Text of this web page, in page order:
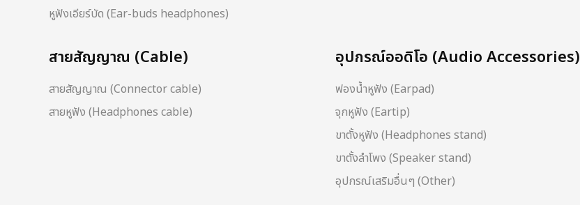
หูฟังเอียร์บัด (Ear-buds headphones)
สายสัญญาณ (Cable)
สายสัญญาณ (Connector cable)
สายหูฟัง (Headphones cable)
อุปกรณ์ออดิโอ (Audio Accessories)
ฟองน้ำหูฟัง (Earpad)
จุกหูฟัง (Eartip)
ขาตั้งหูฟัง (Headphones stand)
ขาตั้งลำโพง (Speaker stand)
อุปกรณ์เสริมอื่นๆ (Other)